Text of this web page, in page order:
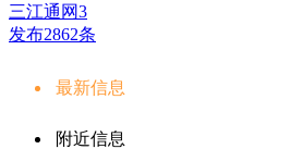
三江通网3
发布2862条
最新信息
附近信息